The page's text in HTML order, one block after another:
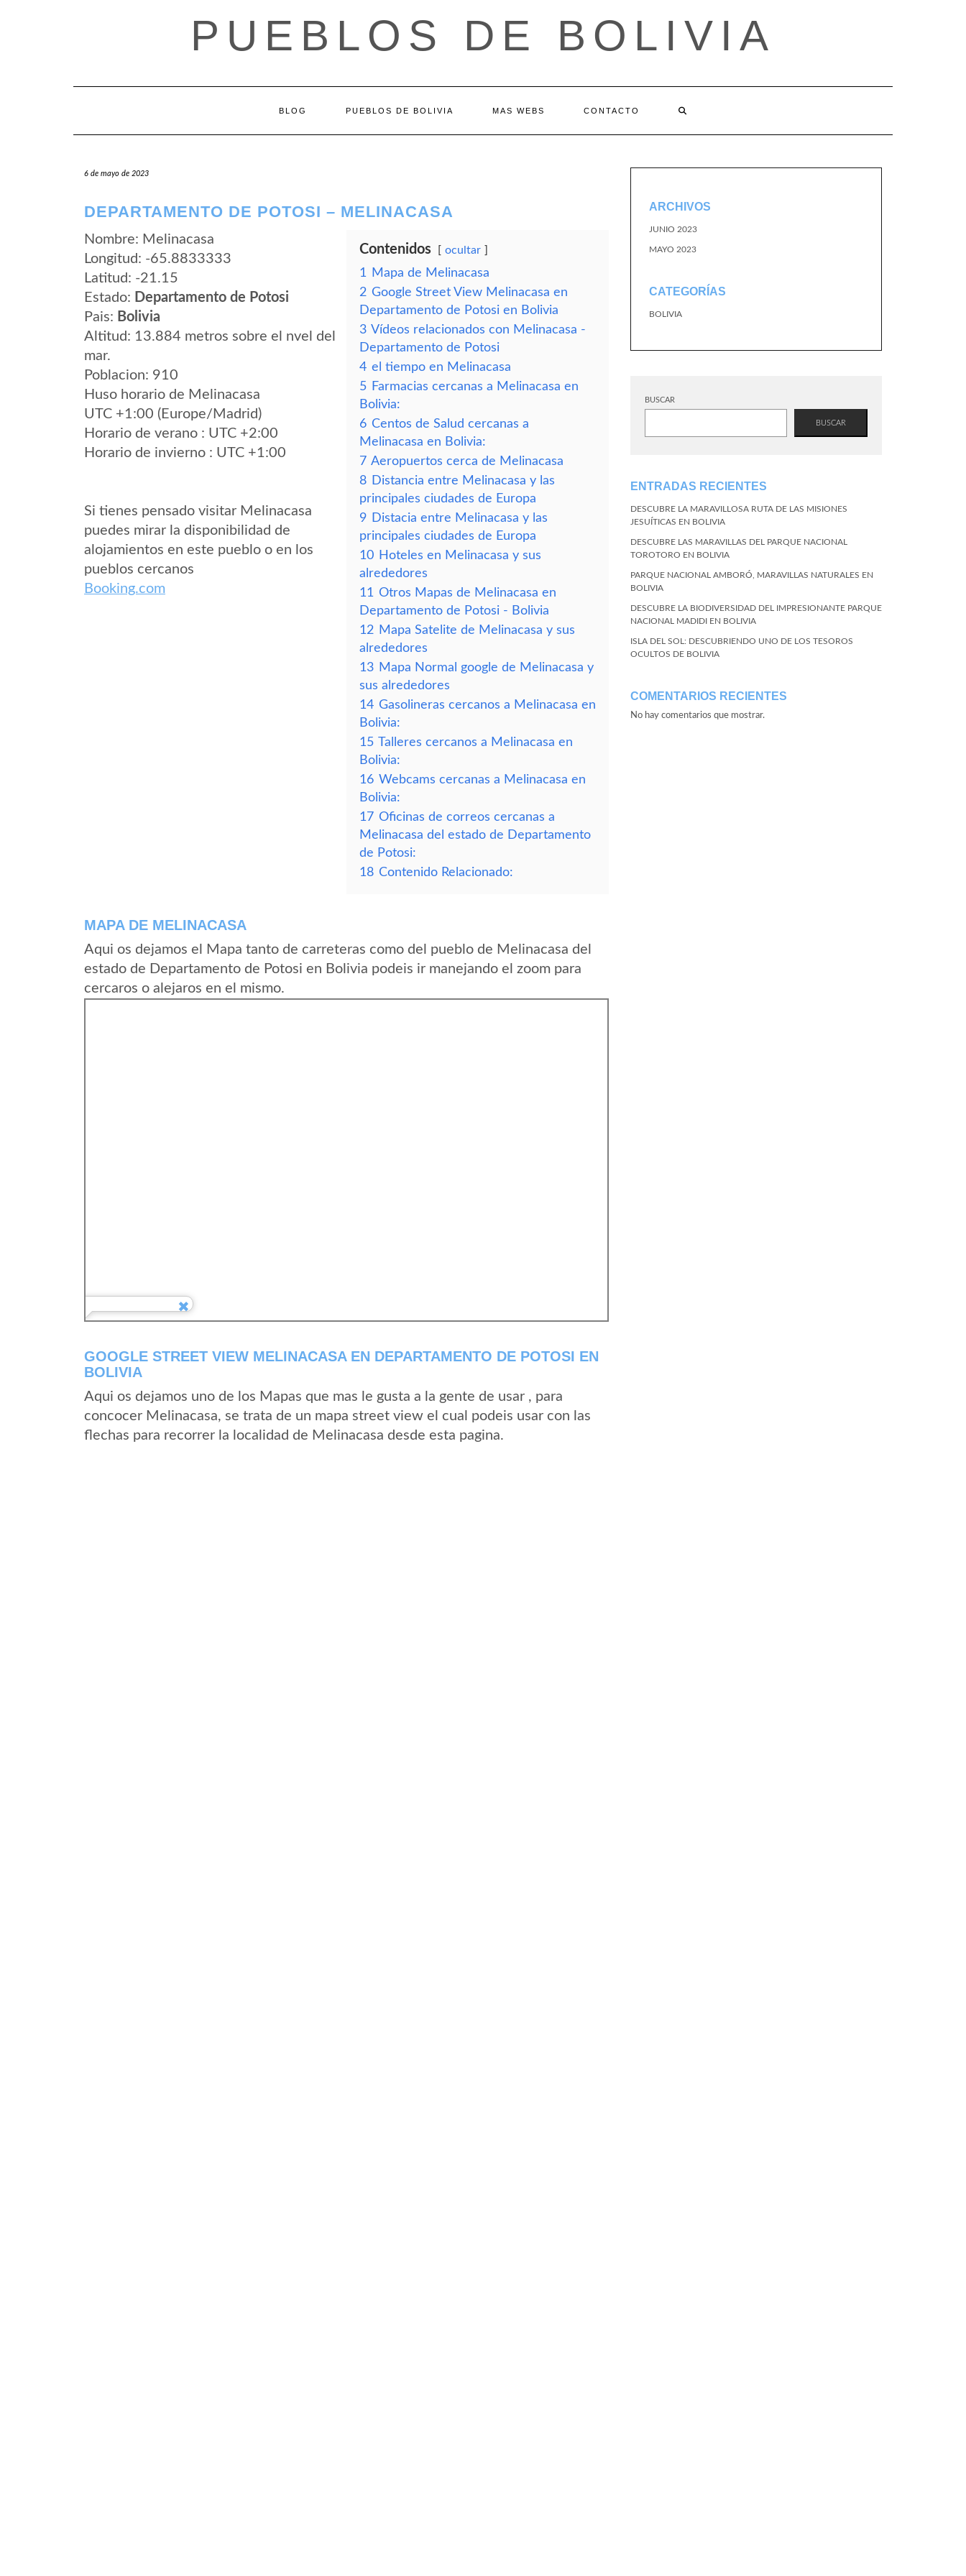
PUEBLOS DE BOLIVIA
BLOG PUEBLOS DE BOLIVIA MAS WEBS CONTACTO
6 de mayo de 2023
DEPARTAMENTO DE POTOSI – MELINACASA
Nombre: Melinacasa
Longitud: -65.8833333
Latitud: -21.15
Estado: Departamento de Potosi
Pais: Bolivia
Altitud: 13.884 metros sobre el nvel del
mar.
Poblacion: 910
Huso horario de Melinacasa
UTC +1:00 (Europe/Madrid)
Horario de verano : UTC +2:00
Horario de invierno : UTC +1:00
Si tienes pensado visitar Melinacasa
puedes mirar la disponibilidad de
alojamientos en este pueblo o en los
pueblos cercanos
Booking.com
Contenidos ocultar
1
Mapa de Melinacasa
2 Google Street View Melinacasa en
Departamento de Potosi en Bolivia
3 Vídeos relacionados con Melinacasa -
Departamento de Potosi
4 el tiempo en Melinacasa
5 Farmacias cercanas a Melinacasa en
Bolivia:
6 Centos de Salud cercanas a
Melinacasa en Bolivia:
7 Aeropuertos cerca de Melinacasa
8 Distancia entre Melinacasa y las
principales ciudades de Europa
9 Distacia entre Melinacasa y las
principales ciudades de Europa
10 Hoteles en Melinacasa y sus
alrededores
11 Otros Mapas de Melinacasa en
Departamento de Potosi - Bolivia
12 Mapa Satelite de Melinacasa y sus
alrededores
13 Mapa Normal google de Melinacasa y
sus alrededores
14 Gasolineras cercanos a Melinacasa en
Bolivia:
15 Talleres cercanos a Melinacasa en
Bolivia:
16 Webcams cercanas a Melinacasa en
Bolivia:
17 Oficinas de correos cercanas a
Melinacasa del estado de Departamento
de Potosi:
18 Contenido Relacionado:
MAPA DE MELINACASA
Aqui os dejamos el Mapa tanto de carreteras como del pueblo de Melinacasa del
estado de Departamento de Potosi en Bolivia podeis ir manejando el zoom para
cercaros o alejaros en el mismo.
GOOGLE STREET VIEW MELINACASA EN DEPARTAMENTO DE POTOSI EN
BOLIVIA
Aqui os dejamos uno de los Mapas que mas le gusta a la gente de usar , para
concocer Melinacasa, se trata de un mapa street view el cual podeis usar con las
flechas para recorrer la localidad de Melinacasa desde esta pagina.
ARCHIVOS
JUNIO 2023
MAYO 2023
CATEGORÍAS
BOLIVIA
BUSCAR
BUSCAR
ENTRADAS RECIENTES
DESCUBRE LA MARAVILLOSA RUTA DE LAS MISIONES
JESUÍTICAS EN BOLIVIA
DESCUBRE LAS MARAVILLAS DEL PARQUE NACIONAL
TOROTORO EN BOLIVIA
PARQUE NACIONAL AMBORÓ, MARAVILLAS NATURALES EN
BOLIVIA
DESCUBRE LA BIODIVERSIDAD DEL IMPRESIONANTE PARQUE
NACIONAL MADIDI EN BOLIVIA
ISLA DEL SOL: DESCUBRIENDO UNO DE LOS TESOROS
OCULTOS DE BOLIVIA
COMENTARIOS RECIENTES
No hay comentarios que mostrar.